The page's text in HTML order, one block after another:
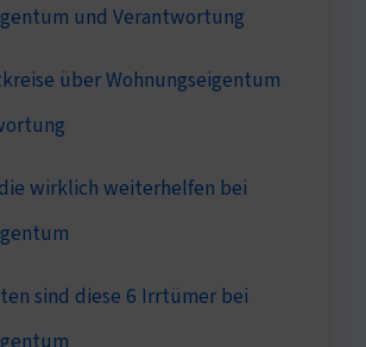
und Verantwortung
über Wohnungseigentum
wirklich weiterhelfen bei
sind diese 6 Irrtümer bei